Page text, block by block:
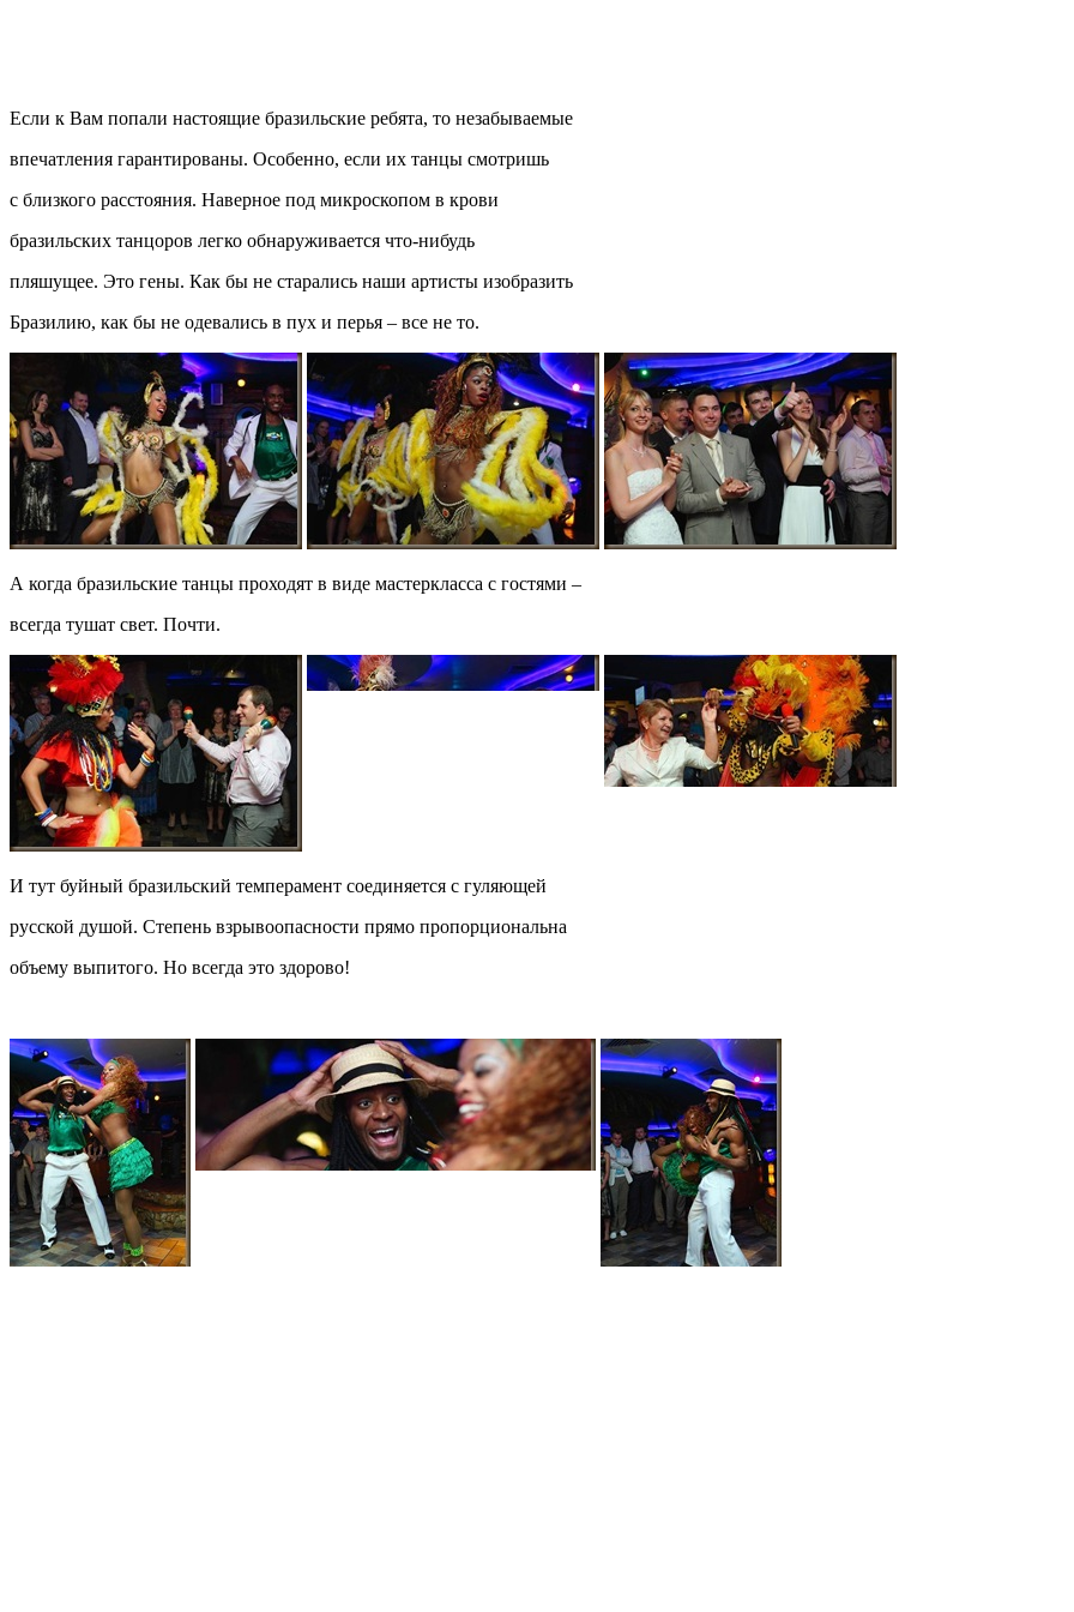
Если к Вам попали настоящие бразильские ребята, то незабываемые
впечатления гарантированы. Особенно, если их танцы смотришь
с близкого расстояния. Наверное под микроскопом в крови
бразильских танцоров легко обнаруживается что-нибудь
пляшущее. Это гены. Как бы не старались наши артисты изобразить
Бразилию, как бы не одевались в пух и перья – все не то.
А когда бразильские танцы проходят в виде мастеркласса с гостями –
всегда тушат свет. Почти.
И тут буйный бразильский темперамент соединяется с гуляющей
русской душой. Степень взрывоопасности прямо пропорциональна
объему выпитого. Но всегда это здорово!